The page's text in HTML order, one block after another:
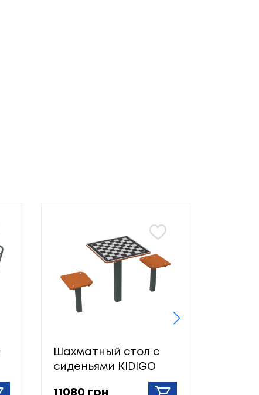
Шахматный стол с
сиденьями KIDIGO